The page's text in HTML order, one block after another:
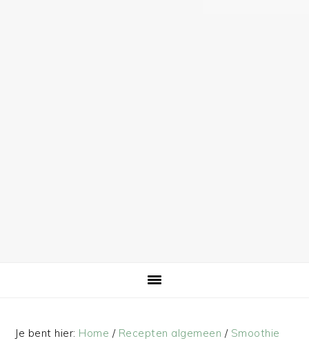
Je bent hier: Home / Recepten algemeen / Smoothie